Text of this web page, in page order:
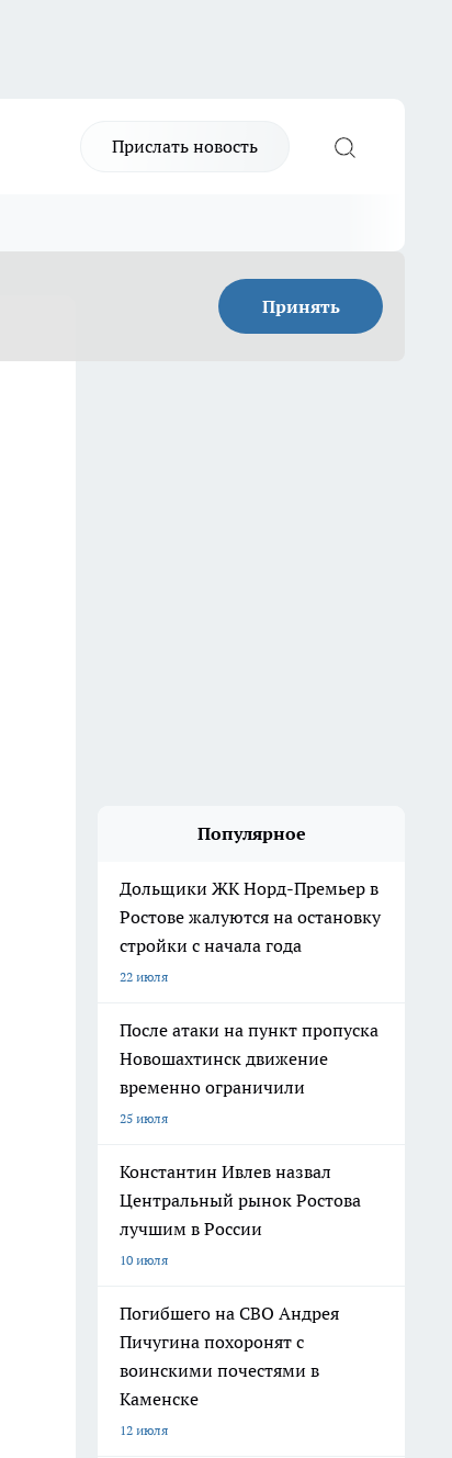
Прислать новость
Принять
Популярное
Дольщики ЖК Норд-Премьер в
Ростове жалуются на остановку
стройки с начала года
22 июля
После атаки на пункт пропуска
Новошахтинск движение
временно ограничили
25 июля
Константин Ивлев назвал
Центральный рынок Ростова
лучшим в России
10 июля
Погибшего на СВО Андрея
Пичугина похоронят с
воинскими почестями в
Каменске
12 июля